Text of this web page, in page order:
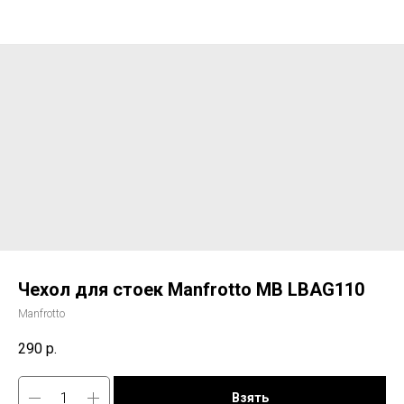
Чехол для стоек Manfrotto MB LBAG110
Manfrotto
290 р.
Взять